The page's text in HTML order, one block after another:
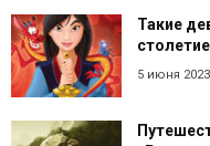
Такие
5 июня 2023